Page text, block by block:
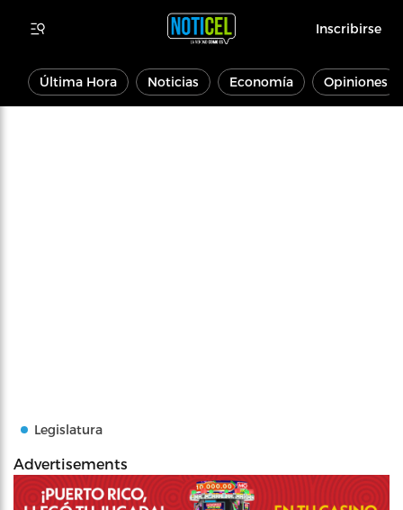
Inscribirse
Última Hora Noticias Economía Opiniones
Legislatura
Advertisements